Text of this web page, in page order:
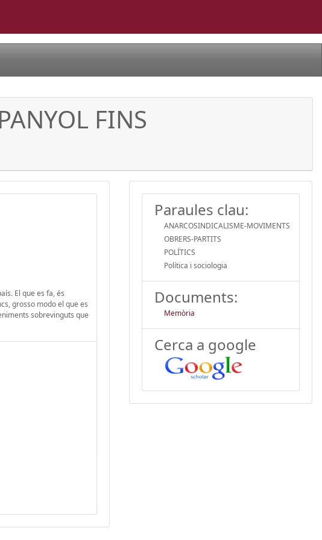
FINS
El que es fa, és
grosso modo el que es
sobrevinguts que
Paraules clau:
ANARCOSINDICALISME-MOVIMENTS
OBRERS-PARTITS
POLÍTICS
Política i sociologia
Documents:
Memòria
Cerca a google